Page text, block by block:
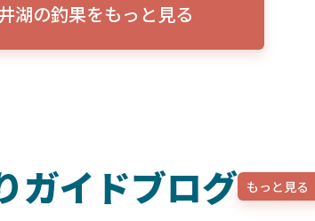
湖の釣果をもっと見る
ガイドブログ もっと見る